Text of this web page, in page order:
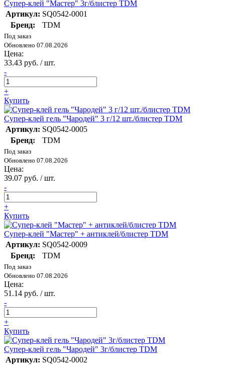
Супер-клей "Мастер" 3г/блистер TDM
Артикул: SQ0542-0001
Бренд:
TDM
Под заказ
Обновлено 07.08.2026
Цена:
33.43 руб. / шт.
-
+
Купить
Супер-клей гель "Чародей" 3 г/12 шт./блистер TDM
Артикул: SQ0542-0005
Бренд:
TDM
Под заказ
Обновлено 07.08.2026
Цена:
39.07 руб. / шт.
-
+
Купить
Супер-клей "Мастер" + антиклей/блистер TDM
Артикул: SQ0542-0009
Бренд:
TDM
Под заказ
Обновлено 07.08.2026
Цена:
51.14 руб. / шт.
-
+
Купить
Супер-клей гель "Чародей" 3г/блистер TDM
Артикул: SQ0542-0002